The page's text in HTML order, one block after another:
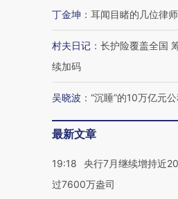
丁金坤 ： 耳闻目睹的几位律师
村夫日记 ： 长护险覆盖全国
续加码
吴晓波 ： “沉睡”的10万亿元
最新文章
19:18
央行7月继续增持近
过7600万盎司